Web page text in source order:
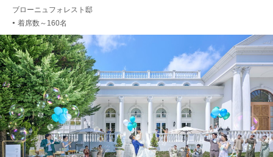
ブローニュフォレスト邸
● 着席数～160名